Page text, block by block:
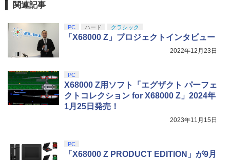
関連記事
PC ハード クラシック
「X68000 Z」プロジェクトインタビュー
2022年12月23日
PC
X68000 Z用ソフト「エグザクト パーフェ
クトコレクション for X68000 Z」2024年
1月25日発売！
2023年11月15日
PC
「X68000 Z PRODUCT EDITION」が9月